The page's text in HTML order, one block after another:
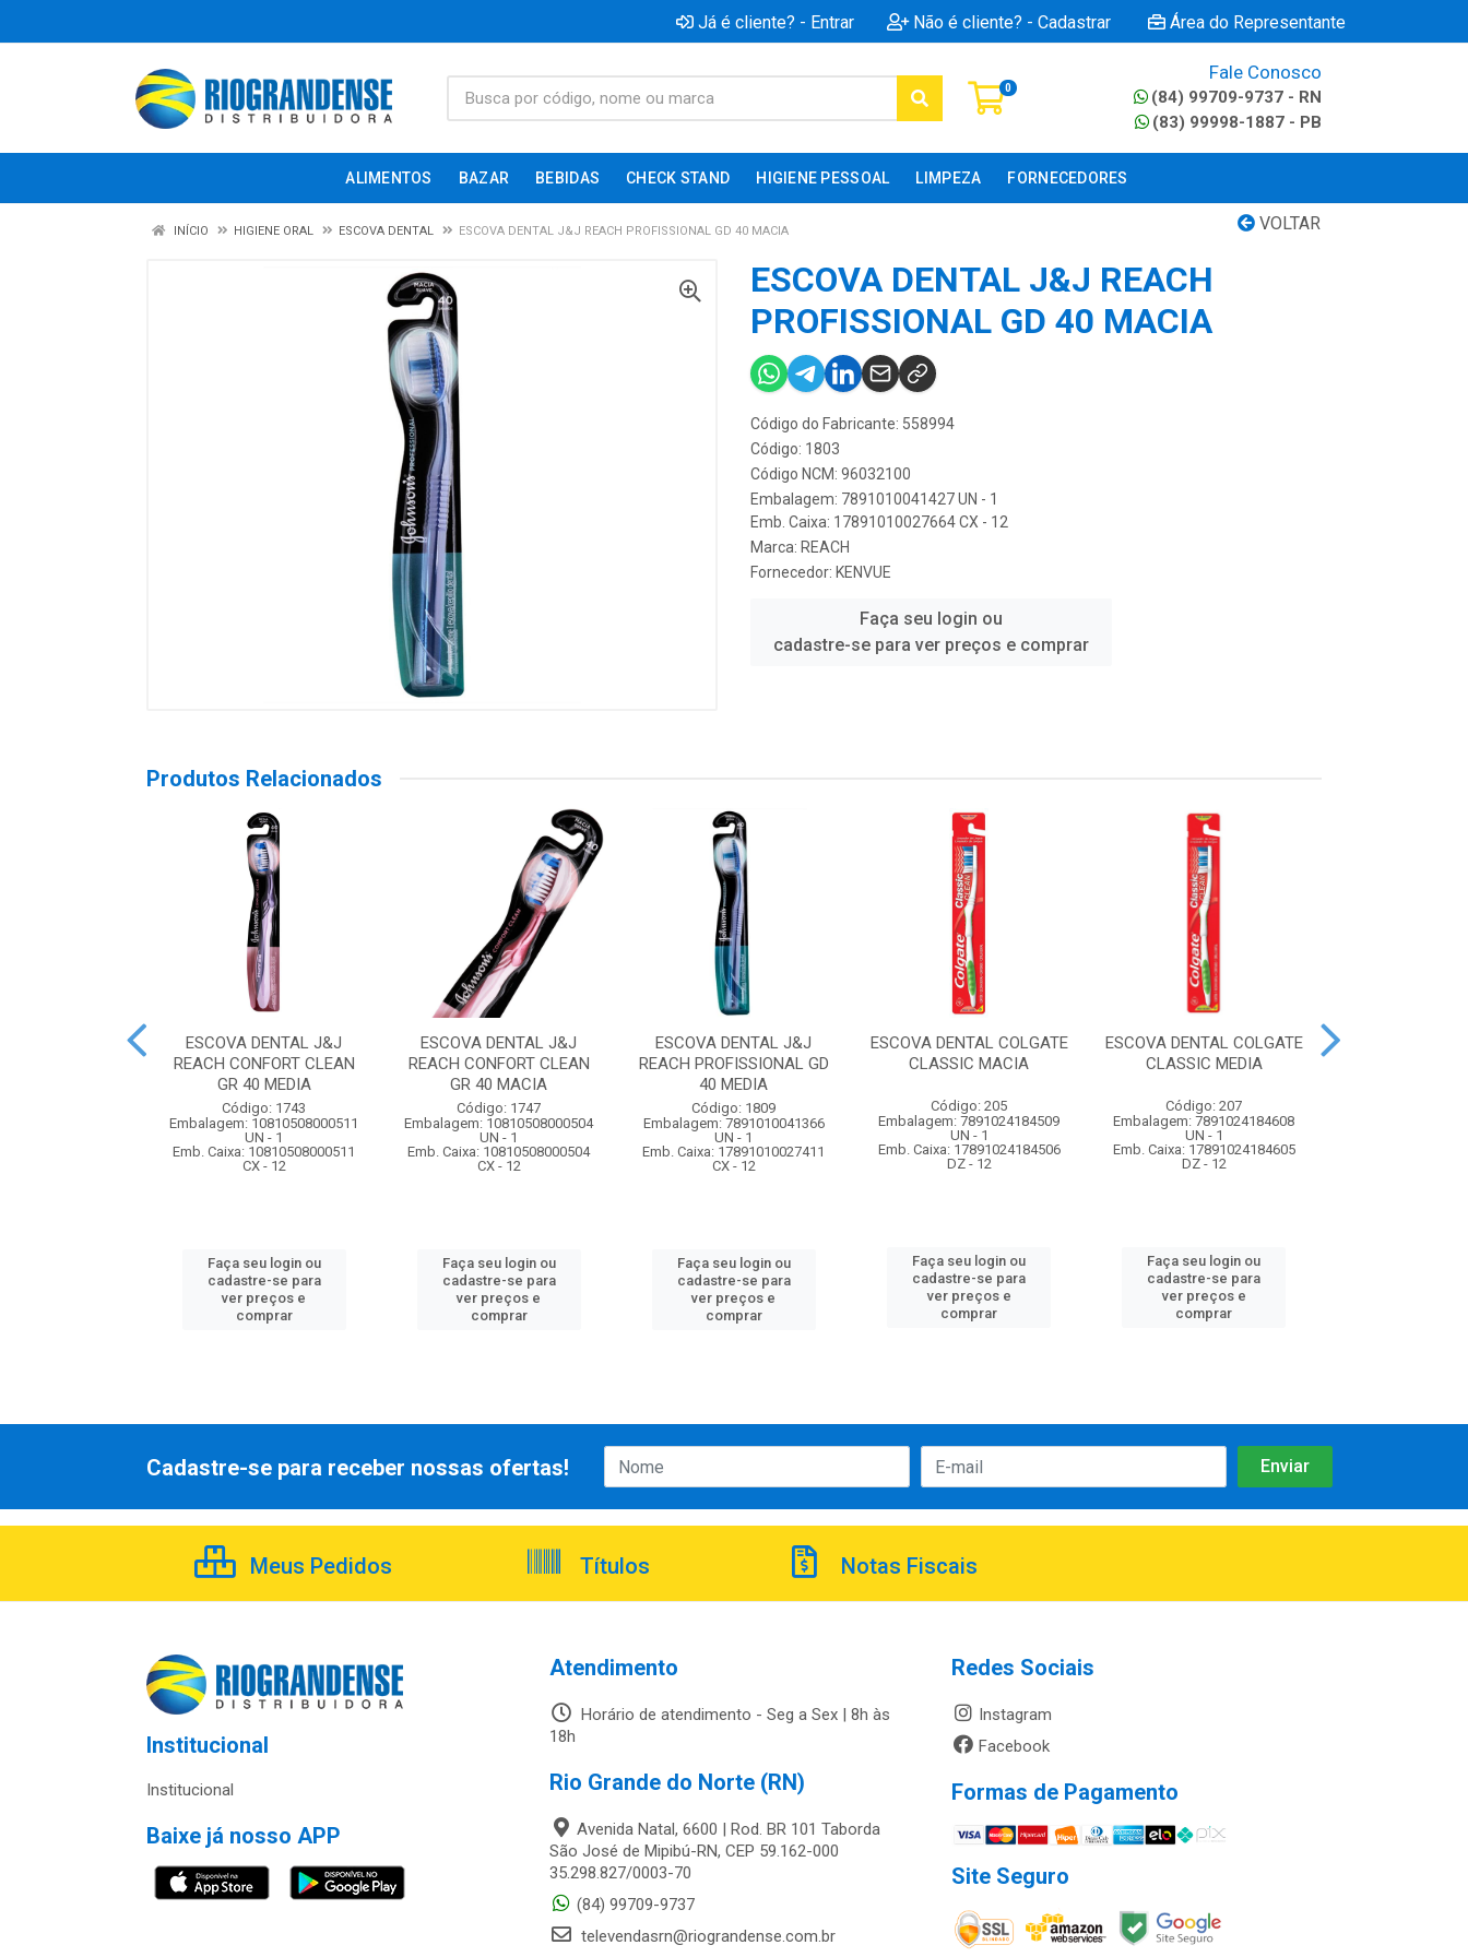
Já é cliente? - Entrar Não é cliente? - Cadastrar Área do Representante
0
Fale Conosco
(84) 99709-9737 - RN
(83) 99998-1887 - PB
ALIMENTOS BAZAR BEBIDAS CHECK STAND HIGIENE PESSOAL LIMPEZA FORNECEDORES
VOLTAR
INÍCIO HIGIENE ORAL ESCOVA DENTAL ESCOVA DENTAL J&J REACH PROFISSIONAL GD 40 MACIA
ESCOVA DENTAL J&J REACH
PROFISSIONAL GD 40 MACIA
Código do Fabricante: 558994
Código: 1803
Código NCM: 96032100
Embalagem: 7891010041427 UN - 1
Emb. Caixa: 17891010027664 CX - 12
Marca: REACH
Fornecedor: KENVUE
Faça seu login ou
cadastre-se para ver preços e comprar
Produtos Relacionados
COLGATE
ESCOVA DENTAL J&J
REACH CONFORT CLEAN
GR 40 MEDIA
Código: 1743
Embalagem: 10810508000511
UN - 1
Emb. Caixa: 10810508000511
CX - 12
Faça seu login ou
cadastre-se para
ver preços e
comprar
ESCOVA DENTAL J&J
REACH CONFORT CLEAN
GR 40 MACIA
Código: 1747
Embalagem: 10810508000504
UN - 1
Emb. Caixa: 10810508000504
CX - 12
Faça seu login ou
cadastre-se para
ver preços e
comprar
ESCOVA DENTAL J&J
REACH PROFISSIONAL GD
40 MEDIA
Código: 1809
Embalagem: 7891010041366
UN - 1
Emb. Caixa: 17891010027411
CX - 12
Faça seu login ou
cadastre-se para
ver preços e
comprar
ESCOVA DENTAL COLGATE
CLASSIC MACIA
Código: 205
Embalagem: 7891024184509
UN - 1
Emb. Caixa: 17891024184506
DZ - 12
Faça seu login ou
cadastre-se para
ver preços e
comprar
ESCOVA DENTAL COLGATE
CLASSIC MEDIA
Código: 207
Embalagem: 7891024184608
UN - 1
Emb. Caixa: 17891024184605
DZ - 12
Faça seu login ou
cadastre-se para
ver preços e
comprar
ESCOVA
Cadastre-se para receber nossas ofertas!
Meus Pedidos Títulos Notas Fiscais
Institucional
Institucional
Baixe já nosso APP
Atendimento
Horário de atendimento - Seg a Sex | 8h às
18h
Rio Grande do Norte (RN)
Avenida Natal, 6600 | Rod. BR 101 Taborda
São José de Mipibú-RN, CEP 59.162-000
35.298.827/0003-70
(84) 99709-9737
televendasrn@riograndense.com.br
Redes Sociais
Instagram
Facebook
Formas de Pagamento
Site Seguro